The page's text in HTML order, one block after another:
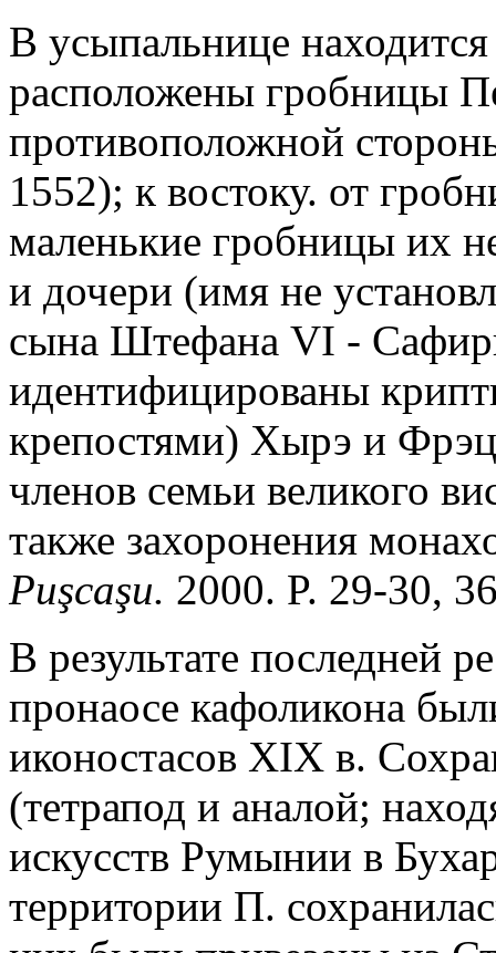
В усыпальнице
расположены гробницы
противоположной
1552); к востоку. от
маленькие гробницы их
и дочери (имя не
сына Штефана VI -
идентифицированы
крепостями) Хырэ и
членов семьи великого
также захоронения
Puşcaşu. 2000. P. 29-30,
В результате последней
пронаосе кафоликона
иконостасов XIX в.
(тетрапод и аналой;
искусств Румынии в
территории П.